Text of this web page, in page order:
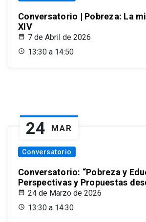
Conversatorio | Pobreza: La
XIV
7 de Abril de 2026
13:30 a 14:50
24 MAR
Conversatorio
Conversatorio: “Pobreza y
Perspectivas y Propuestas
24 de Marzo de 2026
13:30 a 14:30